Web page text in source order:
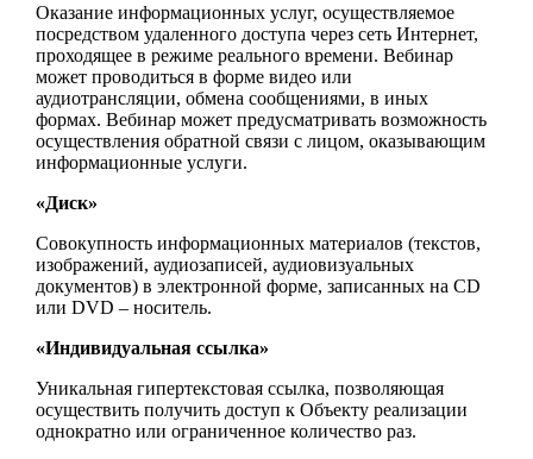
Оказание информационных услуг, осуществляемое
посредством удаленного доступа через сеть Интернет,
проходящее в режиме реального времени. Вебинар
может проводиться в форме видео или
аудиотрансляции, обмена сообщениями, в иных
формах. Вебинар может предусматривать возможность
осуществления обратной связи с лицом, оказывающим
информационные услуги.
«Диск»
Совокупность информационных материалов (текстов,
изображений, аудиозаписей, аудиовизуальных
документов) в электронной форме, записанных на CD
или DVD – носитель.
«Индивидуальная ссылка»
Уникальная гипертекстовая ссылка, позволяющая
осуществить получить доступ к Объекту реализации
однократно или ограниченное количество раз.